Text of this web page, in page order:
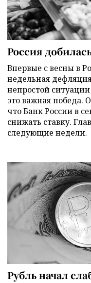
Россия
Впервые с весны в
недельная
непростой
это важная победа.
что Банк России в
снижать ставку.
следующие недели.
Рубль начал